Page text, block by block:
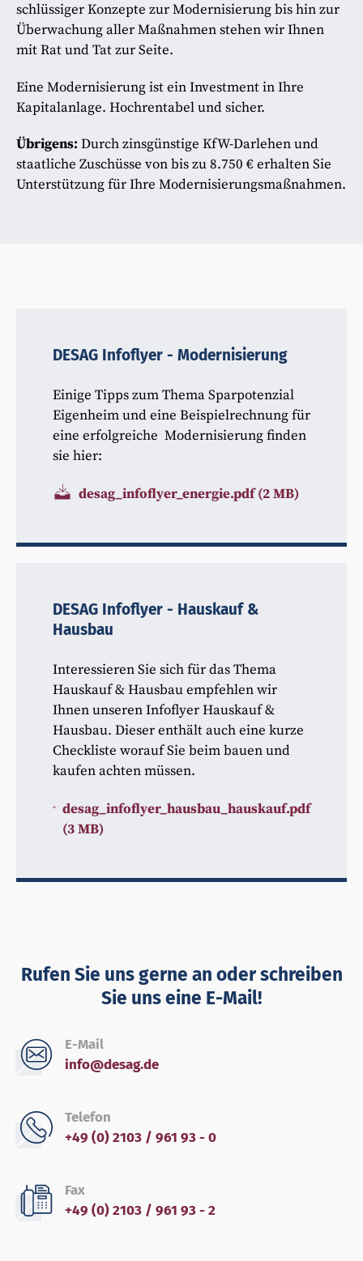
schlüssiger Konzepte zur Modernisierung bis hin zur
Überwachung aller Maßnahmen stehen wir Ihnen
mit Rat und Tat zur Seite.
Eine Modernisierung ist ein Investment in Ihre
Kapitalanlage. Hochrentabel und sicher.
Übrigens: Durch zinsgünstige KfW-Darlehen und
staatliche Zuschüsse von bis zu 8.750 € erhalten Sie
Unterstützung für Ihre Modernisierungsmaßnahmen.
DESAG Infoflyer - Modernisierung
Einige Tipps zum Thema Sparpotenzial
Eigenheim und eine Beispielrechnung für
eine erfolgreiche Modernisierung finden
sie hier:
desag_infoflyer_energie.pdf(2 MB)
DESAG Infoflyer - Hauskauf &
Hausbau
Interessieren Sie sich für das Thema
Hauskauf & Hausbau empfehlen wir
Ihnen unseren Infoflyer Hauskauf &
Hausbau. Dieser enthält auch eine kurze
Checkliste worauf Sie beim bauen und
kaufen achten müssen.
desag_infoflyer_hausbau_hauskauf.pdf
(3 MB)
Rufen Sie uns gerne an oder schreiben
Sie uns eine E-Mail!
E-Mail
info@desag.de
Telefon
+49 (0) 2103 / 961 93 - 0
Fax
+49 (0) 2103 / 961 93 - 2